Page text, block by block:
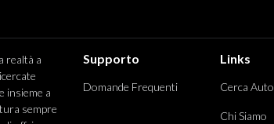
realtà a
insieme a
sempre
Supporto
Domande Frequenti
Links
Cerca Auto
Chi Siamo